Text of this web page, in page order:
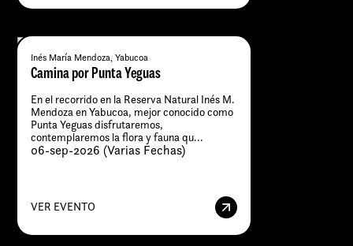
Inés María Mendoza, Yabucoa
Camina por Punta Yeguas
​En el recorrido en la Reserva Natural Inés M.
Mendoza en Yabucoa, mejor conocido como
Punta Yeguas disfrutaremos,
contemplaremos la flora y fauna qu...
06-sep-2026 (Varias Fechas)
VER EVENTO